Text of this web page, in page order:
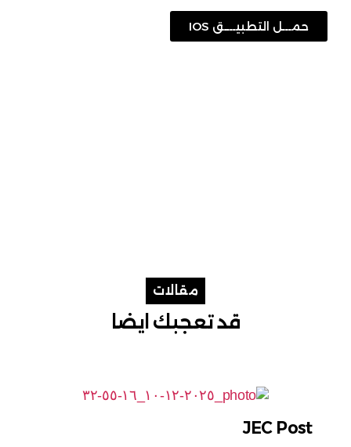
حمـــل التطبيــــق IOS
مقالات
قد تعجبك ايضا
JEC Post